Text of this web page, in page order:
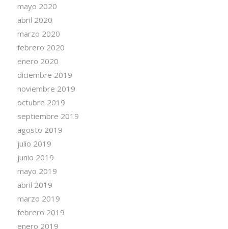
mayo 2020
abril 2020
marzo 2020
febrero 2020
enero 2020
diciembre 2019
noviembre 2019
octubre 2019
septiembre 2019
agosto 2019
julio 2019
junio 2019
mayo 2019
abril 2019
marzo 2019
febrero 2019
enero 2019